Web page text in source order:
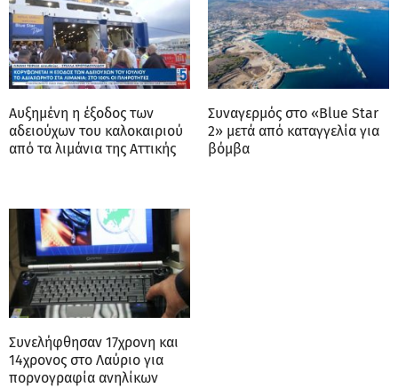
Αυξημένη η έξοδος των
αδειούχων του καλοκαιριού
από τα λιμάνια της Αττικής
Συναγερμός στο «Blue Star
2» μετά από καταγγελία για
βόμβα
Συνελήφθησαν 17χρονη και
14χρονος στο Λαύριο για
πορνογραφία ανηλίκων